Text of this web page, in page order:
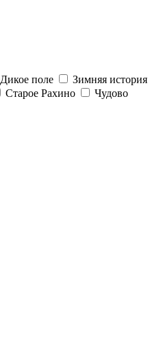
Дикое поле Зимняя история
Старое Рахино
Чудово